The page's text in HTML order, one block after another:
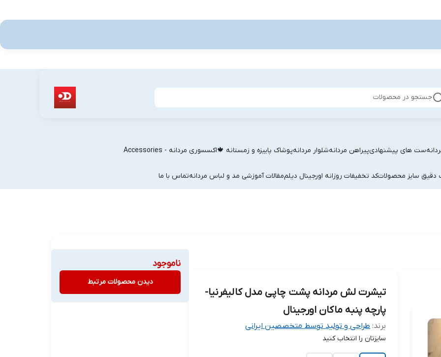
جستجو در محصولات
ست های پیشنهادیپیراهن مردانهشلوار مردانهپوشاک پاییزه و زمستانه 🍁اکسسوری مردانه - Accessories
دقیق سایز محصولاتکد تخفیفات روزانه اورجینال دیلممقالات آموزشی مد و لباس مردانهتماس با ما
تیشرت لش مردانه پشت چاپی مدل کالیفرنیا-
پارچه پنبه ماکان اورجینال
برند: طراحی و تولید توسط متخصصین ایرانی
سایزتان را انتخاب کنید
ناموجود
دیدن محصولات مرتبط